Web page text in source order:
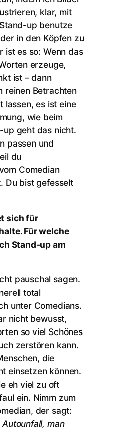
klar, mit
up benutze
in den Köpfen zu
ist es so: Wenn das
erzeuge,
ist – dann
reinen Betrachten
lassen, es ist eine
wie beim
up geht das nicht.
passen und
du
Comedian
Du bist gefesselt
sich für
Für welche
Stand-up am
pauschal sagen.
total
unter Comedians.
nicht bewusst,
so viel Schönes
zerstören kann.
die
einsetzen können.
eh viel zu oft
ein. Nimm zum
der sagt:
man